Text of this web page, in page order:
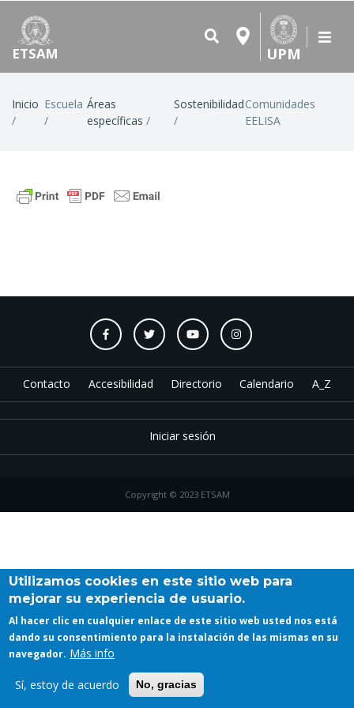
ETSAM UPM
Ruta
de
Inicio Escuela Áreas
específicas
SostenibilidadComunidades
EELISA
Contacto Accesibilidad Directorio Calendario A_Z
Iniciar sesión
Copyright © 2023 ETSAM
Utilizamos cookies en este sitio web para
mejorar su experiencia de usuario.
Al hacer clic en cualquier enlace de este sitio web usted nos está
dando su consentimiento para la instalación de las mismas en su
navegador. Más info
Sí, estoy de acuerdo No, gracias